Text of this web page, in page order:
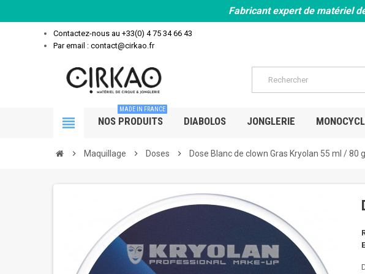
Fabricant expert de matériel
Contactez-nous au +33(0) 4 75 34 66 43
Par email : contact@cirkao.fr
view_headline NOS PRODUITS
MADE IN FRANCE
DIABOLOS JONGLERIE
chevron_right Maquillage chevron_right Doses chevron_right Dose Blanc de clown Gras Kryolan 55 ml / 80